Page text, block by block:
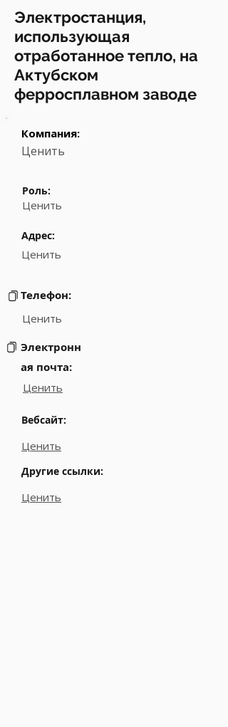
Электростанция,
использующая
отработанное тепло, на
Актубском
ферросплавном заводе
Компания:
Ценить
Роль:
Ценить
Адрес:
Ценить
Телефон:
Ценить
Электронн
ая почта:
Ценить
Вебсайт:
Ценить
Другие ссылки:
Ценить